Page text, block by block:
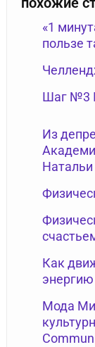
«1
пользе
Шаг №3
Из
Как
энергию
Мода